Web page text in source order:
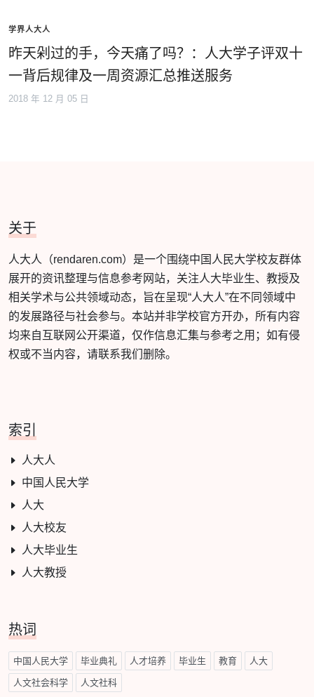
学界人大人
昨天剁过的手，今天痛了吗？：人大学子评双十
一背后规律及一周资源汇总推送服务
2018 年 12 月 05 日
关于
人大人（rendaren.com）是一个围绕中国人民大学校友群体
展开的资讯整理与信息参考网站，关注人大毕业生、教授及
相关学术与公共领域动态，旨在呈现“人大人”在不同领域中
的发展路径与社会参与。本站并非学校官方开办，所有内容
均来自互联网公开渠道，仅作信息汇集与参考之用；如有侵
权或不当内容，请联系我们删除。
索引
人大人
中国人民大学
人大
人大校友
人大毕业生
人大教授
热词
中国人民大学 毕业典礼 人才培养 毕业生 教育 人大
人文社会科学 人文社科